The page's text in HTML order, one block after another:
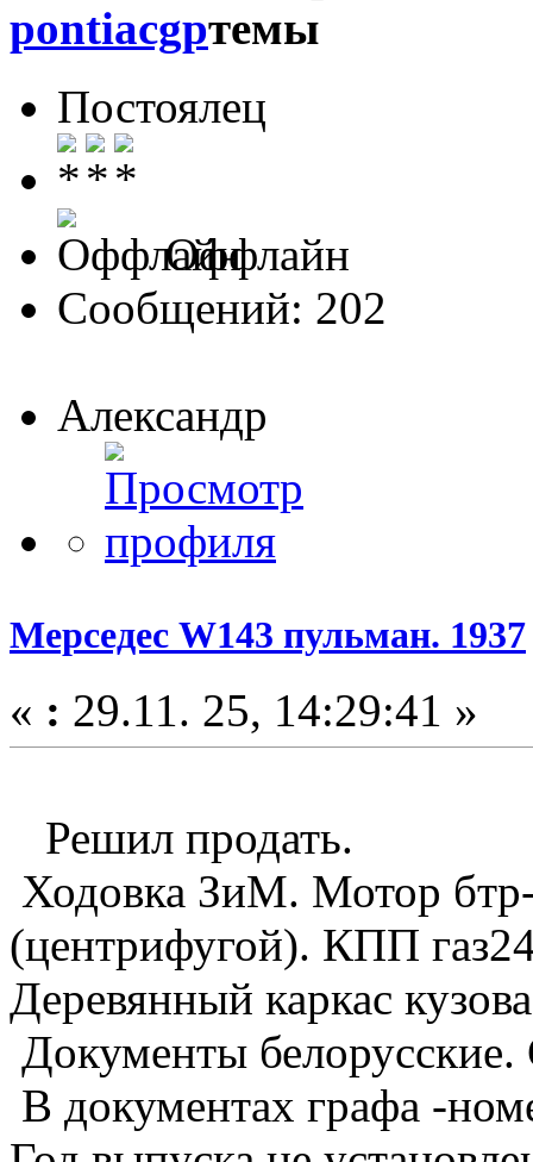
pontiacgp
Постоялец
Оффлайн
Сообщений: 202
Александр
Мерседес W143 пульман. 1937
« : 29.11. 25, 14:29:41 »
Решил продать.
Ходовка ЗиМ. Мотор
(центрифугой). КПП
Деревянный каркас
Документы
В документах графа -